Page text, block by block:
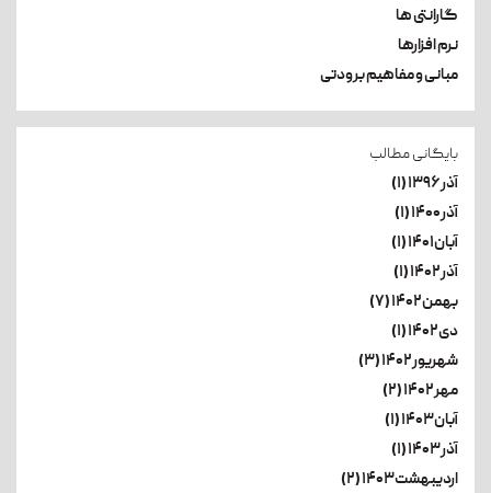
گارانتی ها
نرم افزارها
مبانی و مفاهیم برودتی
بایگانی مطالب
آذر۱۳۹۶ (۱)
آذر۱۴۰۰ (۱)
آبان۱۴۰۱ (۱)
آذر۱۴۰۲ (۱)
بهمن۱۴۰۲ (۷)
دی۱۴۰۲ (۱)
شهریور۱۴۰۲ (۳)
مهر۱۴۰۲ (۲)
آبان۱۴۰۳ (۱)
آذر۱۴۰۳ (۱)
اردیبهشت۱۴۰۳ (۲)